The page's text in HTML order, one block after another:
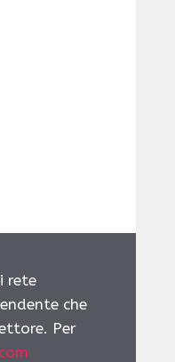
rete
che
Per